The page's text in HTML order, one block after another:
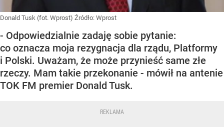
Donald Tusk (fot. Wprost) Źródło: Wprost
- Odpowiedzialnie zadaję sobie pytanie:
co oznacza moja rezygnacja dla rządu, Platformy
i Polski. Uważam, że może przynieść same złe
rzeczy. Mam takie przekonanie - mówił na antenie
TOK FM premier Donald Tusk.